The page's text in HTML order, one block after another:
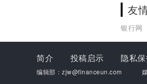
友
银行网
简介 投稿启示 隐私
编辑部：zjw@financeun.com